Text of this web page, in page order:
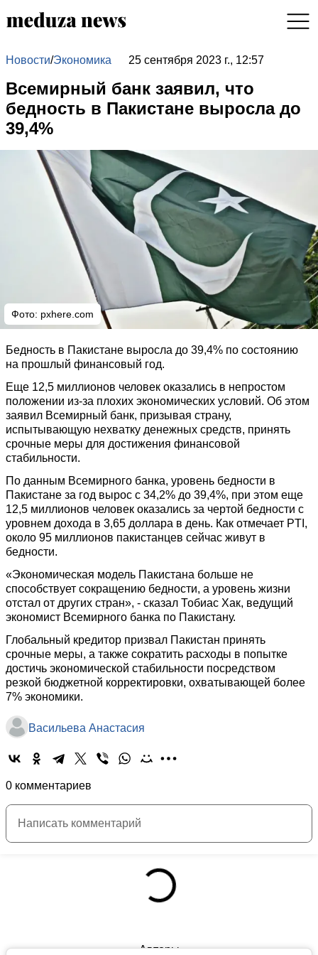
Новости/Экономика 25 сентября 2023 г., 12:57
Всемирный банк заявил, что
бедность в Пакистане выросла до
39,4%
Фото: pxhere.com
Бедность в Пакистане выросла до 39,4% по состоянию
на прошлый финансовый год.
Еще 12,5 миллионов человек оказались в непростом
положении из-за плохих экономических условий. Об этом
заявил Всемирный банк, призывая страну,
испытывающую нехватку денежных средств, принять
срочные меры для достижения финансовой
стабильности.
По данным Всемирного банка, уровень бедности в
Пакистане за год вырос с 34,2% до 39,4%, при этом еще
12,5 миллионов человек оказались за чертой бедности с
уровнем дохода в 3,65 доллара в день. Как отмечает PTI,
около 95 миллионов пакистанцев сейчас живут в
бедности.
«Экономическая модель Пакистана больше не
способствует сокращению бедности, а уровень жизни
отстал от других стран», - сказал Тобиас Хак, ведущий
экономист Всемирного банка по Пакистану.
Глобальный кредитор призвал Пакистан принять
срочные меры, а также сократить расходы в попытке
достичь экономической стабильности посредством
резкой бюджетной корректировки, охватывающей более
7% экономики.
Васильева Анастасия
0 комментариев
Авторы